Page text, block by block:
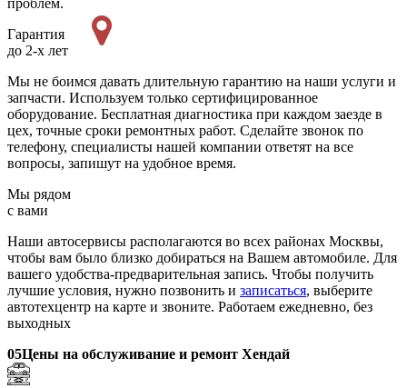
проблем.
Гарантия
до 2-х лет
Мы не боимся давать длительную гарантию на наши услуги и
запчасти. Используем только сертифицированное
оборудование. Бесплатная диагностика при каждом заезде в
цех, точные сроки ремонтных работ. Сделайте звонок по
телефону, специалисты нашей компании ответят на все
вопросы, запишут на удобное время.
Мы рядом
с вами
Наши автосервисы располагаются во всех районах Москвы,
чтобы вам было близко добираться на Вашем автомобиле. Для
вашего удобства-предварительная запись. Чтобы получить
лучшие условия, нужно позвонить и записаться, выберите
автотехцентр на карте и звоните. Работаем ежедневно, без
выходных
05Цены на обслуживание и ремонт Хендай